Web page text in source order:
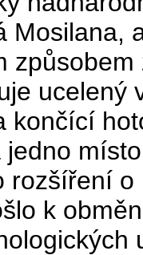
Mosilana,
končící
rozšíření
k